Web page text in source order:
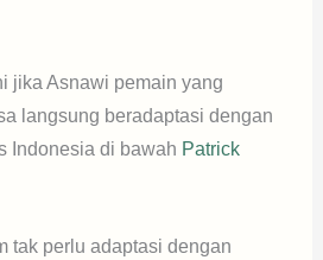
jika Asnawi pemain yang
langsung beradaptasi dengan
Indonesia di bawah Patrick
tak perlu adaptasi dengan